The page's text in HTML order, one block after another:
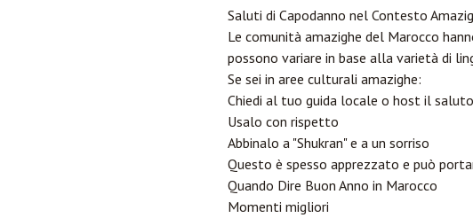
Saluti di Capodanno nel Contesto
Le comunità amazighe del Marocco
possono variare in base alla varietà di
Se sei in aree culturali amazighe:
Chiedi al tuo guida locale o host il
Usalo con rispetto
Abbinalo a "Shukran" e a un sorriso
Questo è spesso apprezzato e può
Quando Dire Buon Anno in Marocco
Momenti migliori